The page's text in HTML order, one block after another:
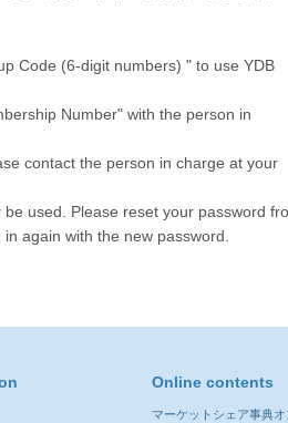
Code (6-digit numbers) " to use YDB
Number" with the person in
contact the person in charge at your
used. Please reset your password
in again with the new password.
Online contents
マーケットシェア事典